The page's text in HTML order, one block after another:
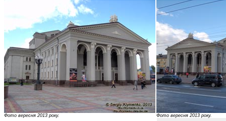
Фото вересня 2013 року. Фото вересня 2013 року.